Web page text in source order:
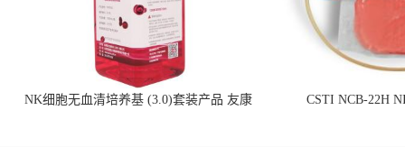
NK细胞无血清培养基 (3.0)套装产品 友康
CSTI NCB-22H